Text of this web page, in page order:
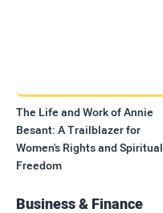
The Life and Work of Annie
Besant: A Trailblazer for
Women's Rights and Spiritual
Freedom
Business & Finance